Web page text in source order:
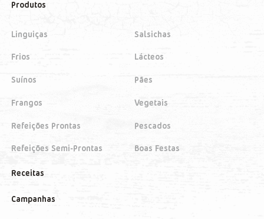
Produtos
Linguiças
Frios
Suínos
Frangos
Refeições Prontas
Refeições Semi-Prontas
Salsichas
Lácteos
Pães
Vegetais
Pescados
Boas Festas
Receitas
Campanhas